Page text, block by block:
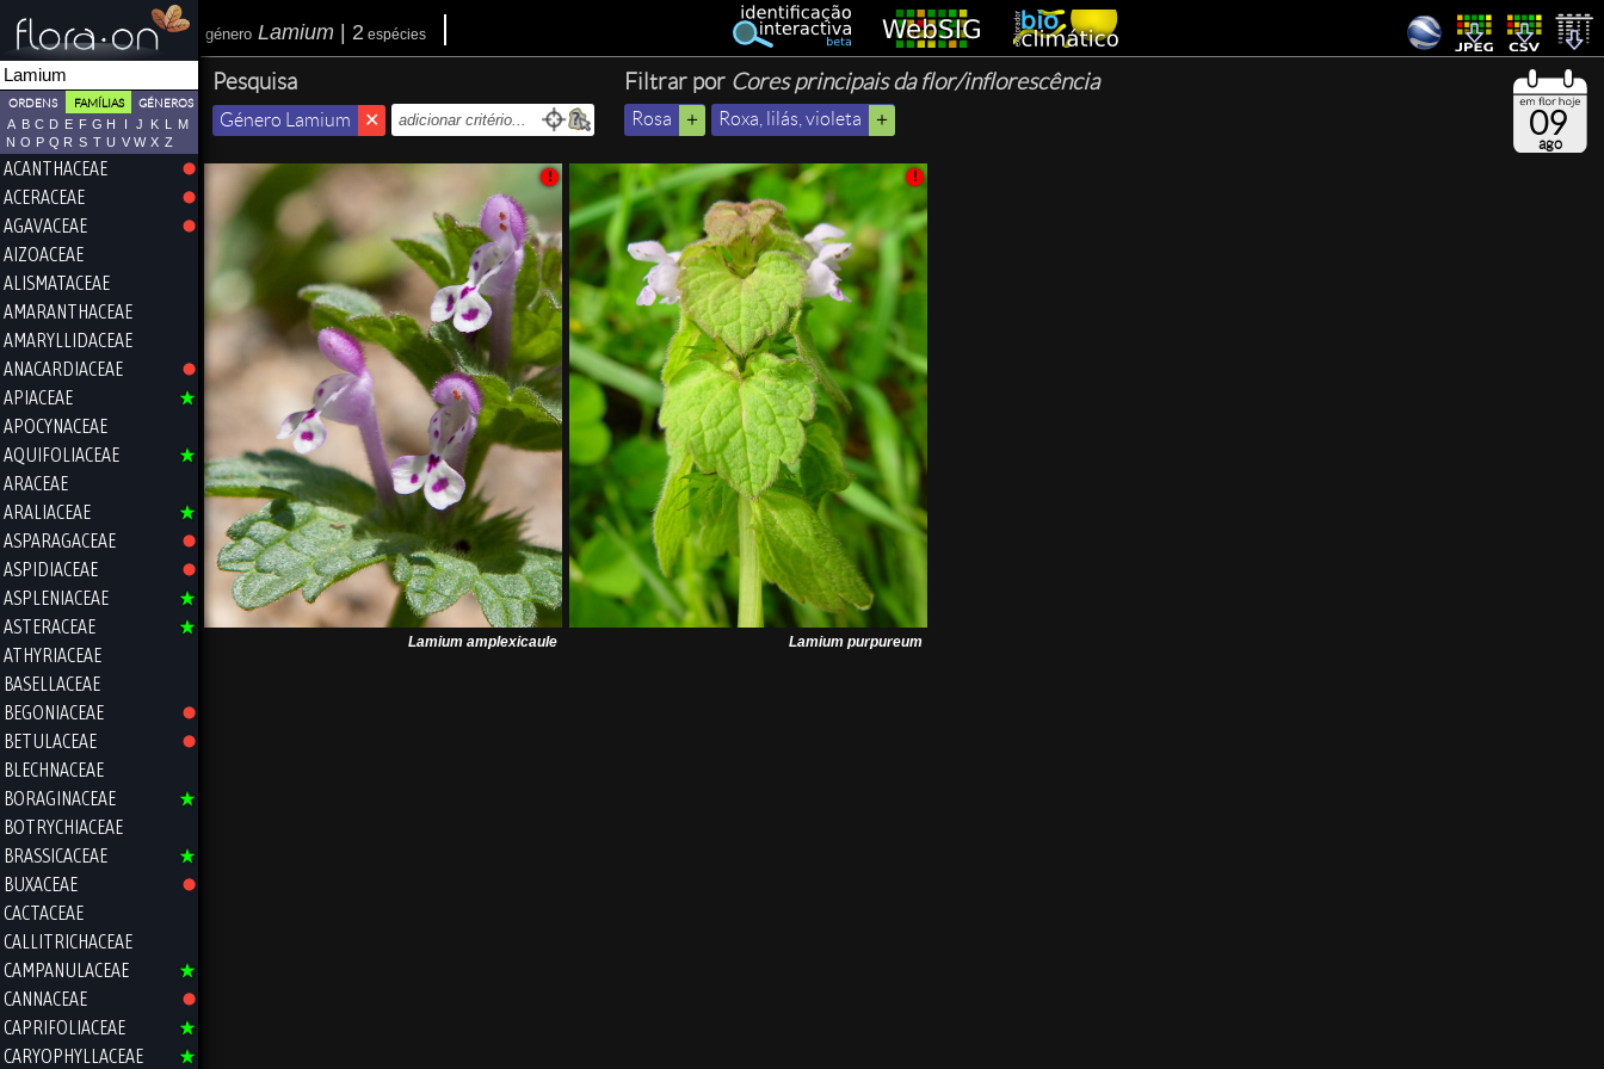
ORDENS FAMÍLIAS GÉNEROS
A B C D E F G H I J K L
M
N O P Q R S T U V W X Z
ACANTHACEAE
ACERACEAE
AGAVACEAE
AIZOACEAE
ALISMATACEAE
AMARANTHACEAE
AMARYLLIDACEAE
ANACARDIACEAE
APIACEAE
APOCYNACEAE
AQUIFOLIACEAE
ARACEAE
ARALIACEAE
ASPARAGACEAE
ASPIDIACEAE
ASPLENIACEAE
ASTERACEAE
ATHYRIACEAE
BASELLACEAE
BEGONIACEAE
BETULACEAE
BLECHNACEAE
BORAGINACEAE
BOTRYCHIACEAE
BRASSICACEAE
BUXACEAE
CACTACEAE
CALLITRICHACEAE
CAMPANULACEAE
CANNACEAE
CAPRIFOLIACEAE
CARYOPHYLLACEAE
género Lamium | 2 espécies
Pesquisa
Género Lamium
Filtrar por Cores principais da flor/inflorescência
Rosa Roxa, lilás, violeta 09
ago
Lamium amplexicaule
!
Lamium purpureum
!